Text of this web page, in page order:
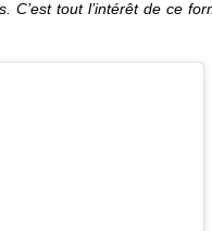
C’est tout l’intérêt de ce